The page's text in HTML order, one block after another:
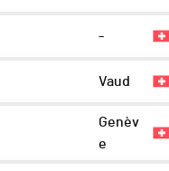
-
Vaud
Genèv
e